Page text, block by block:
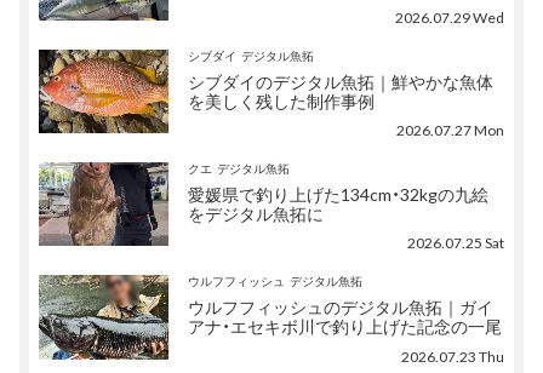
2026.07.29 Wed
シブダイ デジタル魚拓
シブダイのデジタル魚拓｜鮮やかな魚体
を美しく残した制作事例
2026.07.27 Mon
クエ デジタル魚拓
愛媛県で釣り上げた134cm・32kgの九絵
をデジタル魚拓に
2026.07.25 Sat
ウルフフィッシュ デジタル魚拓
ウルフフィッシュのデジタル魚拓｜ガイ
アナ・エセキボ川で釣り上げた記念の一尾
2026.07.23 Thu